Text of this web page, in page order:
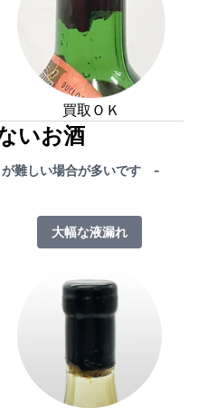
買取ＯＫ
いお酒
難しい場合が多いです -
大幅な液漏れ